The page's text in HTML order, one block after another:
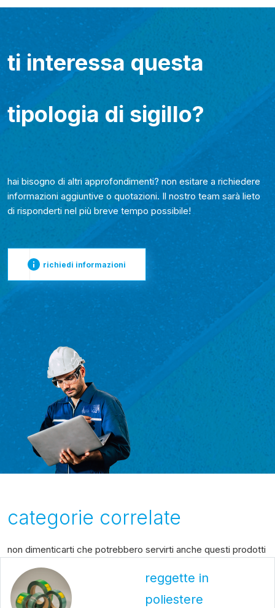
ti interessa questa
tipologia di sigillo?
hai bisogno di altri approfondimenti? non esitare a richiedere
informazioni aggiuntive o quotazioni. Il nostro team sarà lieto
di risponderti nel più breve tempo possibile!
richiedi informazioni
categorie correlate
non dimenticarti che potrebbero servirti anche questi prodotti
reggette in
poliestere